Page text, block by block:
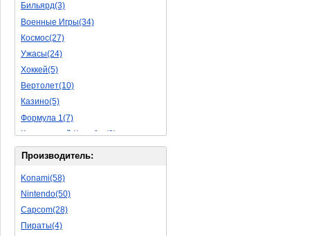
Rpg(3)
Пошаговые Игры(15)
Пазлы(56)
Исторические(16)
Обучающие(5)
Бильярд(3)
Военные Игры(34)
Космос(27)
Ужасы(24)
Хоккей(5)
Вертолет(10)
Казино(5)
Формула 1(7)
Космический Корабль(9)
Баскетбол(10)
Мультфильм(20)
Роботы(15)
Дебильные(1)
2D(164)
Производитель:
Konami(58)
Nintendo(50)
Capcom(28)
Пираты(4)